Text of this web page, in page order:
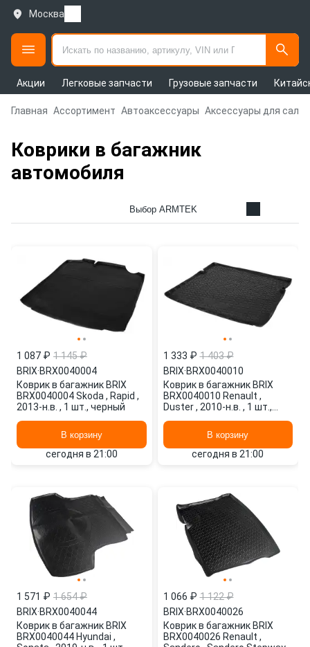
Москва
Акции Легковые запчасти Грузовые запчасти
Главная Ассортимент Автоаксессуары Аксессуары для
Коврики в багажник
автомобиля
Выбор ARMTEK
1 087 ₽ 1 145 ₽
BRIX·BRX0040004
Коврик в багажник BRIX
BRX0040004 Skoda , Rapid ,
2013-н.в. , 1 шт., черный
В корзину
сегодня в 21:00
1 333 ₽ 1 403 ₽
BRIX·BRX0040010
Коврик в багажник BRIX
BRX0040010 Renault ,
Duster , 2010-н.в. , 1 шт.,
В корзину
сегодня в 21:00
1 571 ₽ 1 654 ₽
BRIX·BRX0040044
Коврик в багажник BRIX
BRX0040044 Hyundai ,
1 066 ₽ 1 122 ₽
BRIX·BRX0040026
Коврик в багажник BRIX
BRX0040026 Renault ,